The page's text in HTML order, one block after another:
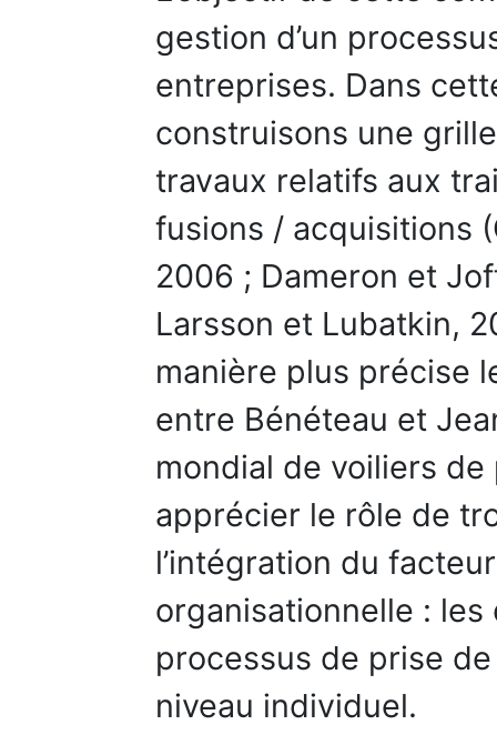
gestion d’un
entreprises. Dans
construisons une
travaux relatifs aux
fusions / acquisitions
2006 ; Dameron et
Larsson et Lubatkin,
manière plus précise
entre Bénéteau et
mondial de voiliers
apprécier le rôle de
l’intégration du
organisationnelle :
processus de prise
niveau individuel.